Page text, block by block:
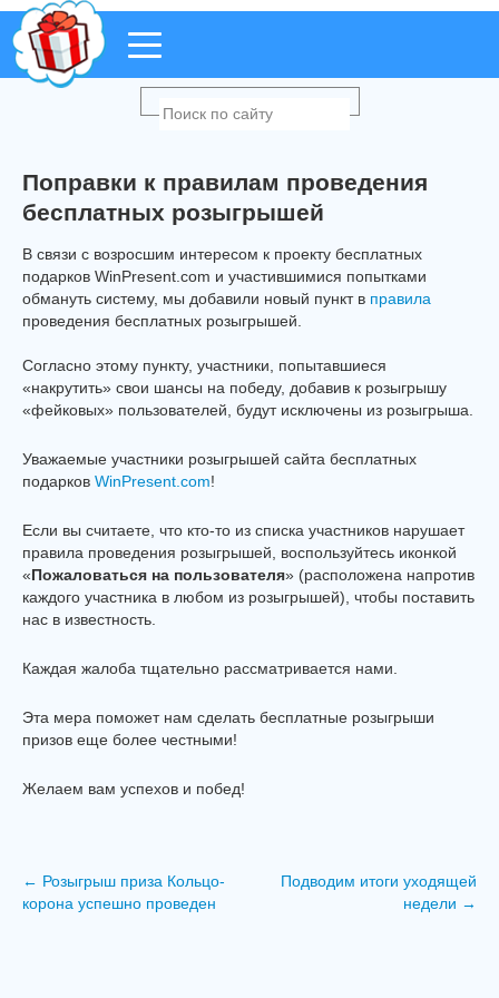
Поправки к правилам проведения
бесплатных розыгрышей
В связи с возросшим интересом к проекту бесплатных
подарков WinPresent.com и участившимися попытками
обмануть систему, мы добавили новый пункт в правила
проведения бесплатных розыгрышей.
Согласно этому пункту, участники, попытавшиеся
«накрутить» свои шансы на победу, добавив к розыгрышу
«фейковых» пользователей, будут исключены из розыгрыша.
Уважаемые участники розыгрышей сайта бесплатных
подарков WinPresent.com!
Если вы считаете, что кто-то из списка участников нарушает
правила проведения розыгрышей, воспользуйтесь иконкой
«Пожаловаться на пользователя» (расположена напротив
каждого участника в любом из розыгрышей), чтобы поставить
нас в известность.
Каждая жалоба тщательно рассматривается нами.
Эта мера поможет нам сделать бесплатные розыгрыши
призов еще более честными!
Желаем вам успехов и побед!
← Розыгрыш приза Кольцо-
корона успешно проведен
Подводим итоги уходящей
недели →